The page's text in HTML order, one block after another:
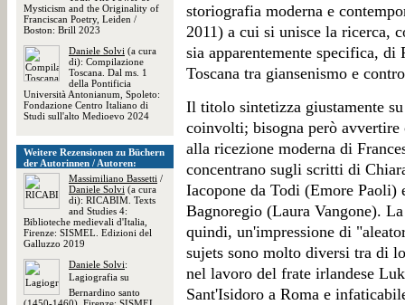
Mysticism and the Originality of
Franciscan Poetry, Leiden /
Boston: Brill 2023
Daniele Solvi (a cura
di): Compilazione
Toscana. Dal ms. 1
della Pontificia
Università Antonianum, Spoleto:
Fondazione Centro Italiano di
Studi sull'alto Medioevo 2024
Weitere Rezensionen zu Büchern
der Autorinnen / Autoren:
Massimiliano Bassetti /
Daniele Solvi (a cura
di): RICABIM. Texts
and Studies 4:
Biblioteche medievali d'Italia,
Firenze: SISMEL. Edizioni del
Galluzzo 2019
Daniele Solvi:
Lagiografia su
Bernardino santo
storiografia moderna e
2011) a cui si unisce la ricerca,
sia apparentemente specifica,
Toscana tra giansenismo e
Il titolo sintetizza giustamente
coinvolti; bisogna però
alla ricezione moderna di
concentrano sugli scritti di
Iacopone da Todi (Emore
Bagnoregio (Laura Vangone).
quindi, un'impressione di
sujets sono molto diversi tra di
nel lavoro del frate irlandese
Sant'Isidoro a Roma e